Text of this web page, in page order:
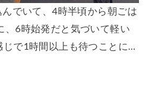
でいて、4時半頃から朝ごは
、6時始発だと気づいて軽い
で1時間以上も待つことに…